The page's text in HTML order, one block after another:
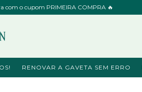
com o cupom PRIMEIRA COMPRA 🔥
RENOVAR A GAVETA SEM ERRO